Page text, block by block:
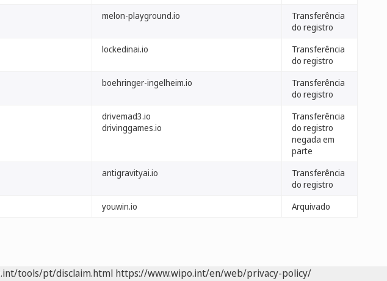
melon-playground.io
Transferência
do registro
lockedinai.io
Transferência
do registro
boehringer-ingelheim.io
Transferência
do registro
drivemad3.io
drivinggames.io
Transferência
do registro
negada em
parte
antigravityai.io
Transferência
do registro
youwin.io Arquivado
tools/pt/disclaim.html https://www.wipo.int/en/web/privacy-policy/